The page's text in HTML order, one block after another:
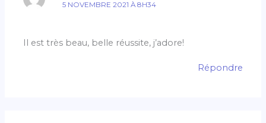
5 NOVEMBRE 2021 À 8H34
Il est très beau, belle réussite, j’adore!
Répondre